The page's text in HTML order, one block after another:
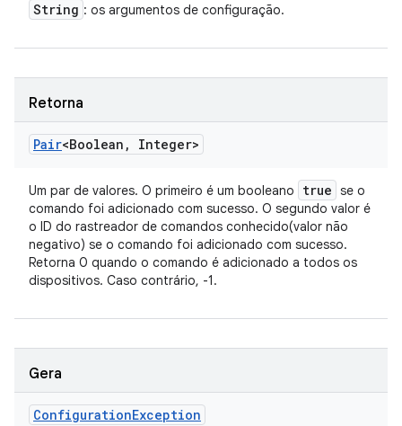
String : os argumentos de configuração.
Retorna
Pair<Boolean , Integer>
Um par de valores. O primeiro é um booleano true se o
comando foi adicionado com sucesso. O segundo valor é
o ID do rastreador de comandos conhecido(valor não
negativo) se o comando foi adicionado com sucesso.
Retorna 0 quando o comando é adicionado a todos os
dispositivos. Caso contrário, -1.
Gera
ConfigurationException